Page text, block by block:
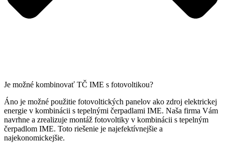
Je možné kombinovať TČ IME s fotovoltikou?
Áno je možné použitie fotovoltických panelov ako zdroj elektrickej
energie v kombinácii s tepelnými čerpadlami IME. Naša firma Vám
navrhne a zrealizuje montáž fotovoltiky v kombinácii s tepelným
čerpadlom IME. Toto riešenie je najefektívnejšie a
najekonomickejšie.